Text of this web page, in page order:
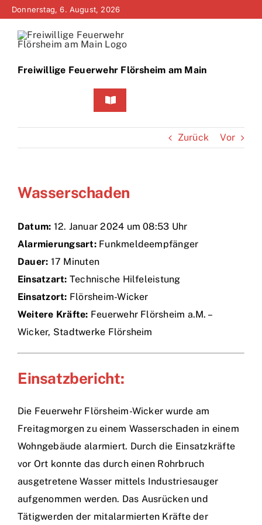
Zum
springen
Donnerstag, 6. August, 2026
Freiwillige Feuerwehr Flörsheim am Main
Toggle
Home
Bürgerinfo
Über uns
Technik
Zurück Vor
Wasserschaden
Datum: 12. Januar 2024 um 08:53 Uhr
Alarmierungsart:Funkmeldeempfänger
Dauer: 17 Minuten
Einsatzart: Technische Hilfeleistung
Einsatzort: Flörsheim-Wicker
Weitere Kräfte: Feuerwehr Flörsheim a.M. –
Wicker, Stadtwerke Flörsheim
Einsatzbericht:
Die Feuerwehr Flörsheim-Wicker wurde am
Freitagmorgen zu einem Wasserschaden in einem
Wohngebäude alarmiert. Durch die Einsatzkräfte
vor Ort konnte das durch einen Rohrbruch
ausgetretene Wasser mittels Industriesauger
aufgenommen werden. Das Ausrücken und
Tätigwerden der mitalarmierten Kräfte der